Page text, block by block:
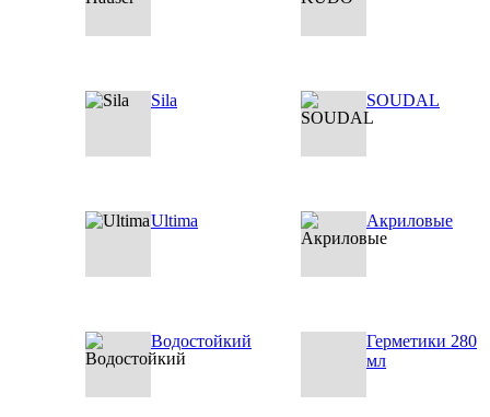
Sila SOUDAL
Ultima Акриловые
Водостойкий
Герметики 280
мл